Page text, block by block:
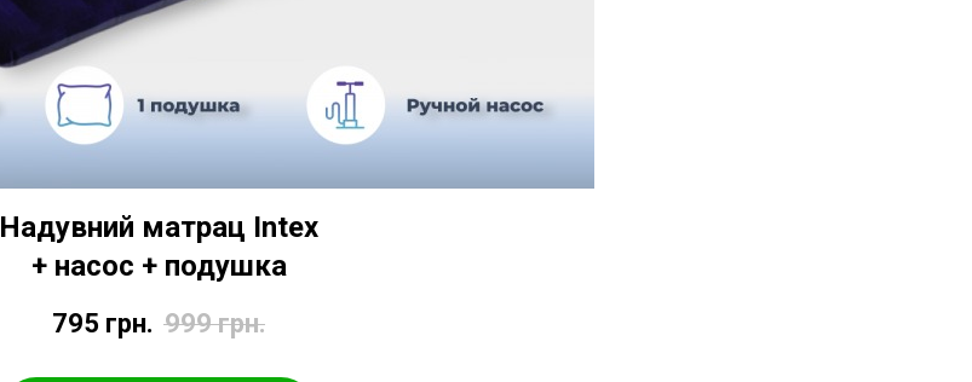
Надувний матрац Intex
+ насос + подушка
795 грн. 999 грн.